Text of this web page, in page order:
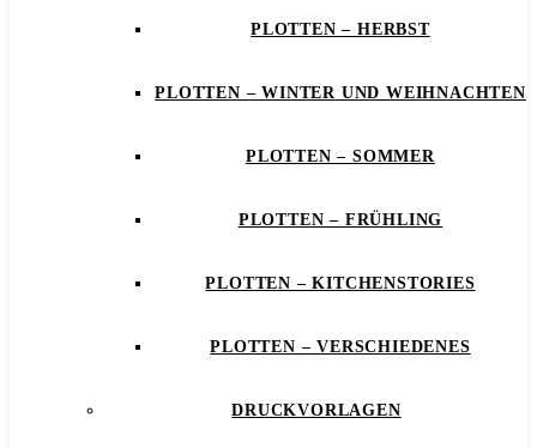
PLOTTEN – HERBST
PLOTTEN – WINTER UND WEIHNACHTEN
PLOTTEN – SOMMER
PLOTTEN – FRÜHLING
PLOTTEN – KITCHENSTORIES
PLOTTEN – VERSCHIEDENES
DRUCKVORLAGEN